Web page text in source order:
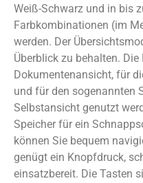
Weiß-Schwarz und in bis
Farbkombinationen (im
werden. Der
Überblick zu behalten.
Dokumentenansicht, für
und für den sogenannten
Selbstansicht genutzt
Speicher für ein
können Sie bequem
genügt ein Knopfdruck,
einsatzbereit. Die Tasten